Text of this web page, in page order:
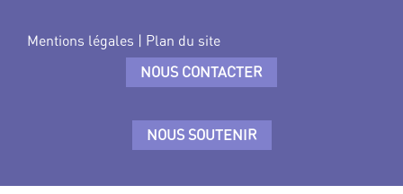
Mentions légales | Plan du site
NOUS CONTACTER
NOUS SOUTENIR